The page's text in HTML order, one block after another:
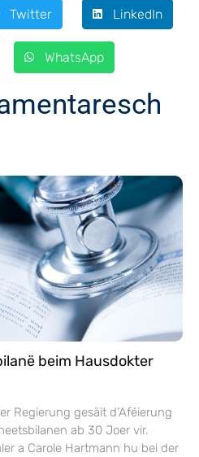
Twitter LinkedIn
WhatsApp
beim Hausdokter
Regierung gesäit d’Aféierung
ab 30 Joer vir.
a Carole Hartmann hu bei der